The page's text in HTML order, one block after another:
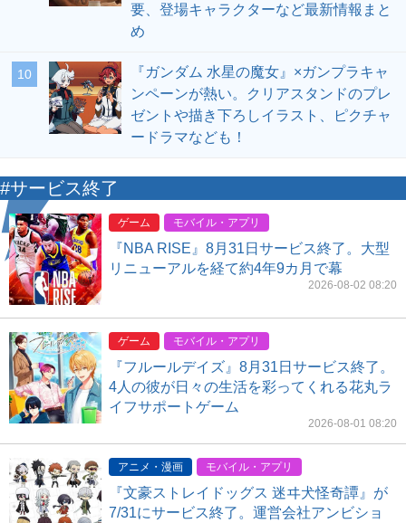
要、登場キャラクターなど最新情報まと
め
10
『ガンダム 水星の魔女』×ガンプラキャ
ンペーンが熱い。クリアスタンドのプレ
ゼントや描き下ろしイラスト、ピクチャ
ードラマなども！
#サービス終了
ゲーム モバイル・アプリ
『NBA RISE』8月31日サービス終了。大型
リニューアルを経て約4年9カ月で幕
2026-08-02 08:20
ゲーム モバイル・アプリ
『フルールデイズ』8月31日サービス終了。
4人の彼が日々の生活を彩ってくれる花丸ラ
イフサポートゲーム
2026-08-01 08:20
アニメ・漫画 モバイル・アプリ
『文豪ストレイドッグス 迷ヰ犬怪奇譚』が
7/31にサービス終了。運営会社アンビショ